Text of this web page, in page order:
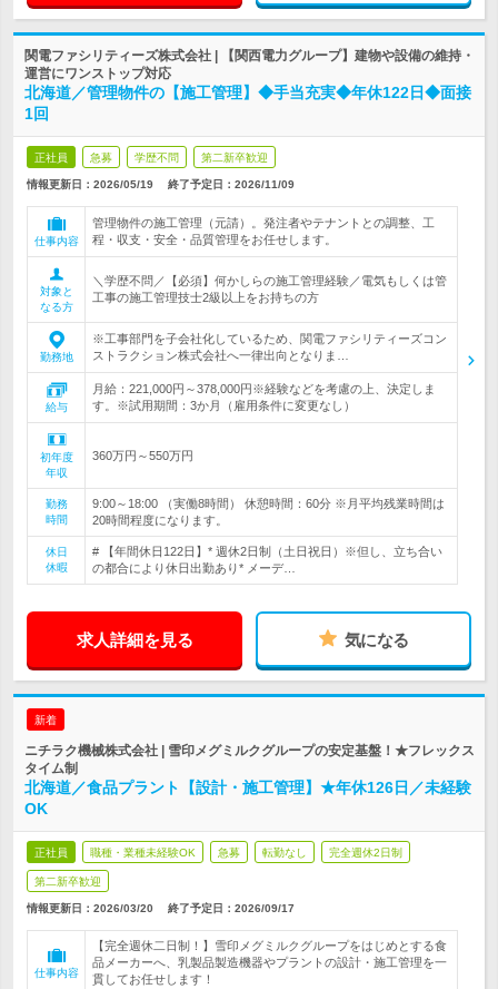
関電ファシリティーズ株式会社 | 【関西電力グループ】建物や設備の維持・
運営にワンストップ対応
北海道／管理物件の【施工管理】◆手当充実◆年休122日◆面接
1回
正社員 急募 学歴不問 第二新卒歓迎
情報更新日：2026/05/19 終了予定日： 2026/11/09
仕事内容
管理物件の施工管理（元請）。発注者やテナントとの調整、工
程・収支・安全・品質管理をお任せします。
対象と
なる方
＼学歴不問／【必須】何かしらの施工管理経験／電気もしくは管
工事の施工管理技士2級以上をお持ちの方
勤務地
※工事部門を子会社化しているため、関電ファシリティーズコン
ストラクション株式会社へ一律出向となりま…
給与
月給：221,000円～378,000円※経験などを考慮の上、決定しま
す。※試用期間：3か月（雇用条件に変更なし）
初年度
年収
360万円～550万円
勤務
時間
9:00～18:00 （実働8時間） 休憩時間：60分 ※月平均残業時間は
20時間程度になります。
休日
休暇
# 【年間休日122日】* 週休2日制（土日祝日）※但し、立ち合い
の都合により休日出勤あり* メーデ…
求人詳細を見る 気になる
新着
ニチラク機械株式会社 | 雪印メグミルクグループの安定基盤！★フレックス
タイム制
北海道／食品プラント【設計・施工管理】★年休126日／未経験
OK
正社員 職種・業種未経験OK 急募 転勤なし 完全週休2日制
第二新卒歓迎
情報更新日：2026/03/20 終了予定日： 2026/09/17
仕事内容
【完全週休二日制！】雪印メグミルクグループをはじめとする食
品メーカーへ、乳製品製造機器やプラントの設計・施工管理を一
貫してお任せします！